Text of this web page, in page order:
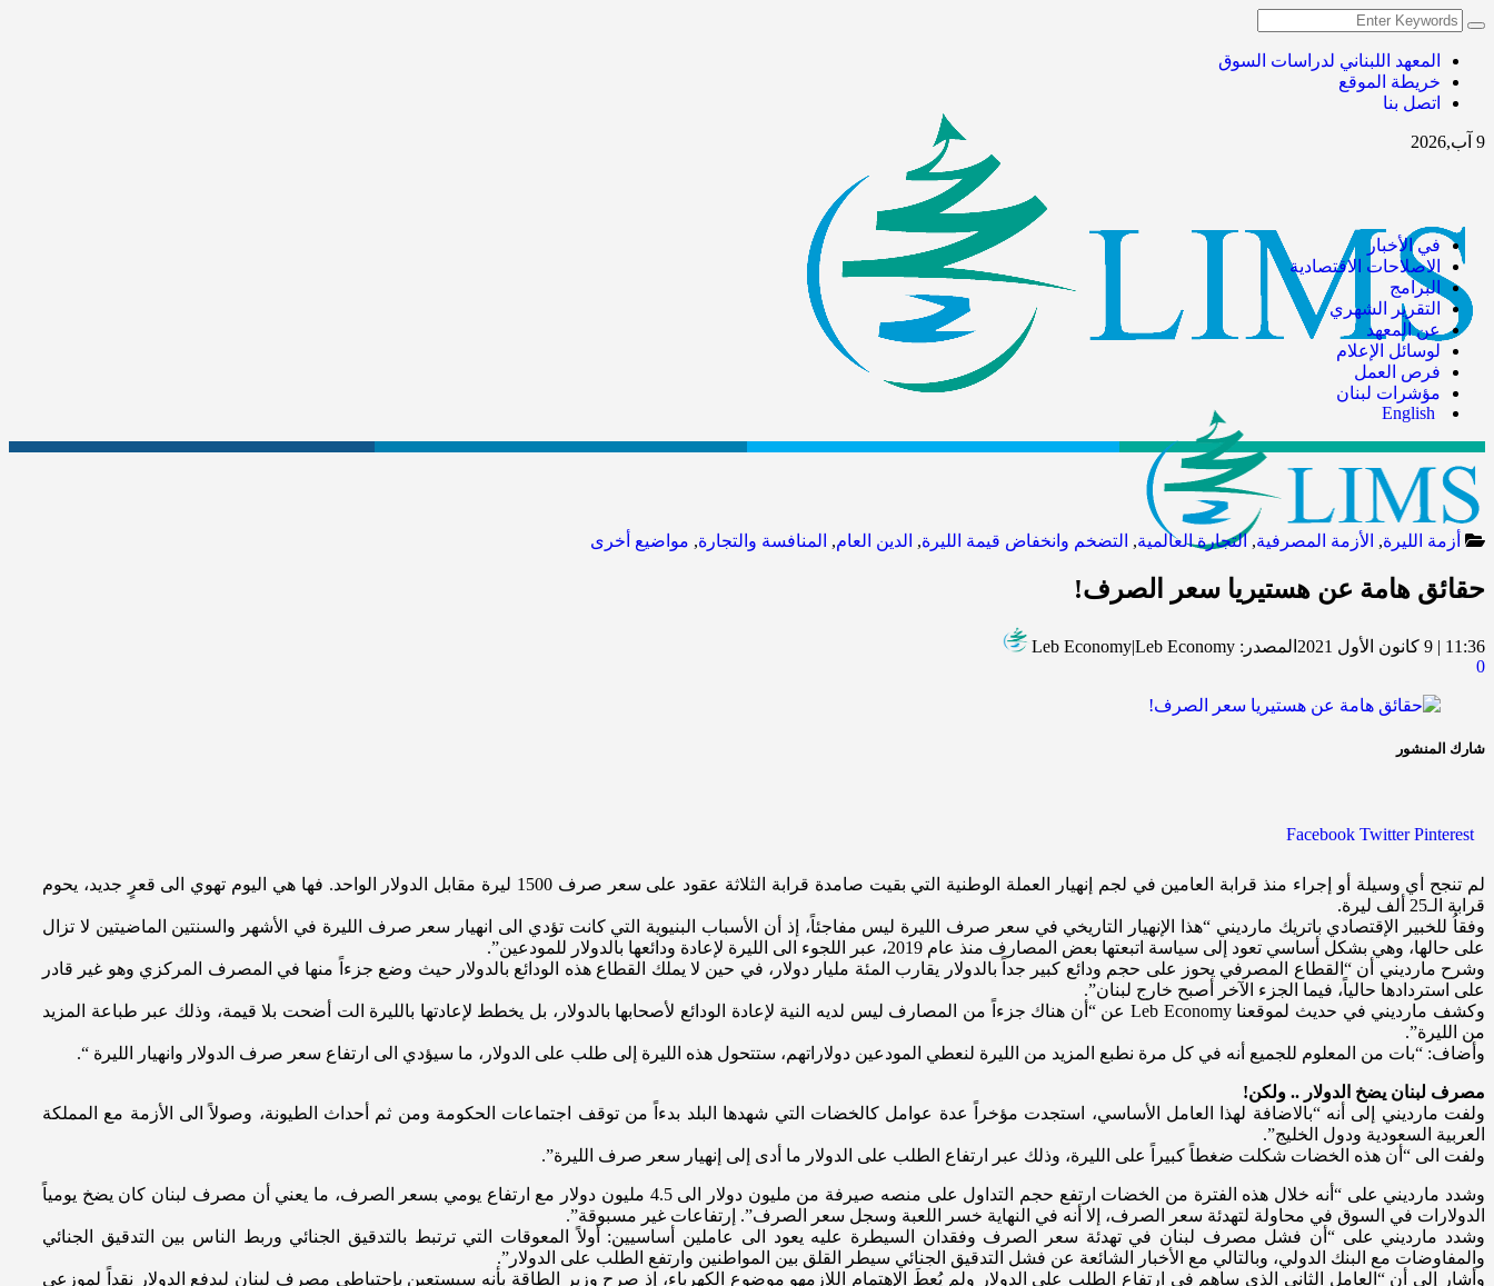
المعهد اللبناني لدراسات السوق
خريطة الموقع
اتصل بنا
9 آب,2026
في الأخبار
الاصلاحات الاقتصادية
البرامج
التقرير الشهري
عن المعهد
لوسائل الإعلام
فرص العمل
مؤشرات لبنان
English
أزمة الليرة, الأزمة المصرفية, التجارة العالمية, التضخم وانخفاض قيمة الليرة, الدين العام, المنافسة والتجارة, مواضيع أخرى
حقائق هامة عن هستيريا سعر الصرف!
11:36 | 9 كانون الأول 2021 المصدر: Leb Economy|Leb Economy
0
شارك المنشور
Facebook Twitter Pinterest
لم تنجح أي وسيلة أو إجراء منذ قرابة العامين في لجم إنهيار العملة الوطنية التي بقيت صامدة قرابة الثلاثة عقود على سعر صرف 1500 ليرة مقابل الدولار الواحد. فها هي اليوم تهوي الى قعرٍ جديد، يحوم
قرابة الـ25 ألف ليرة.
وفقاُ للخبير الإقتصادي باتريك مارديني “هذا الإنهيار التاريخي في سعر صرف الليرة ليس مفاجئاً، إذ أن الأسباب البنيوية التي كانت تؤدي الى انهيار سعر صرف الليرة في الأشهر والسنتين الماضيتين لا تزال
على حالها، وهي بشكل أساسي تعود إلى سياسة اتبعتها بعض المصارف منذ عام 2019، عبر اللجوء الى الليرة لإعادة ودائعها بالدولار للمودعين”.
وشرح مارديني أن “القطاع المصرفي يحوز على حجم ودائع كبير جداً بالدولار يقارب المئة مليار دولار، في حين لا يملك القطاع هذه الودائع بالدولار حيث وضع جزءاً منها في المصرف المركزي وهو غير قادر
على استردادها حالياً، فيما الجزء الآخر أصبح خارج لبنان”.
وكشف مارديني في حديث لموقعنا Leb Economy عن “أن هناك جزءاً من المصارف ليس لديه النية لإعادة الودائع لأصحابها بالدولار، بل يخطط لإعادتها بالليرة الت أضحت بلا قيمة، وذلك عبر طباعة المزيد
من الليرة”.
وأضاف: “بات من المعلوم للجميع أنه في كل مرة نطبع المزيد من الليرة لنعطي المودعين دولاراتهم، ستتحول هذه الليرة إلى طلب على الدولار، ما سيؤدي الى ارتفاع سعر صرف الدولار وانهيار الليرة “.
مصرف لبنان يضخ الدولار .. ولكن!
ولفت مارديني إلى أنه “بالاضافة لهذا العامل الأساسي، استجدت مؤخراً عدة عوامل كالخضات التي شهدها البلد بدءاً من توقف اجتماعات الحكومة ومن ثم أحداث الطيونة، وصولاً الى الأزمة مع المملكة
العربية السعودية ودول الخليج”.
ولفت الى “أن هذه الخضات شكلت ضغطاً كبيراً على الليرة، وذلك عبر ارتفاع الطلب على الدولار ما أدى إلى إنهيار سعر صرف الليرة”.
وشدد مارديني على “أنه خلال هذه الفترة من الخضات ارتفع حجم التداول على منصه صيرفة من مليون دولار الى 4.5 مليون دولار مع ارتفاع يومي بسعر الصرف، ما يعني أن مصرف لبنان كان يضخ يومياً
الدولارات في السوق في محاولة لتهدئة سعر الصرف، إلا أنه في النهاية خسر اللعبة وسجل سعر الصرف”. إرتفاعات غير مسبوقة”.
وشدد مارديني على “أن فشل مصرف لبنان في تهدئة سعر الصرف وفقدان السيطرة عليه يعود الى عاملين أساسيين: أولاً المعوقات التي ترتبط بالتدقيق الجنائي وربط الناس بين التدقيق الجنائي
والمفاوضات مع البنك الدولي، وبالتالي مع الأخبار الشائعة عن فشل التدقيق الجنائي سيطر القلق بين المواطنين وارتفع الطلب على الدولار”.
وأشار إلى أن “العامل الثاني الذي ساهم في ارتفاع الطلب على الدولار ولم يُعطَ الإهتمام اللازمهو موضوع الكهرباء، إذ صرح وزير الطاقة بأنه سيستعين بإحتياطي مصرف لبنان ليدفع الدولار نقداً لموزعي